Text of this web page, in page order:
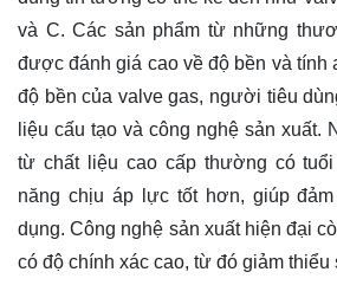
và C. Các sản phẩm từ những
được đánh giá cao về độ bền và tính
độ bền của valve gas, người tiêu
liệu cấu tạo và công nghệ sản xuất.
từ chất liệu cao cấp thường có
năng chịu áp lực tốt hơn, giúp
dụng. Công nghệ sản xuất hiện đại
có độ chính xác cao, từ đó giảm thiểu